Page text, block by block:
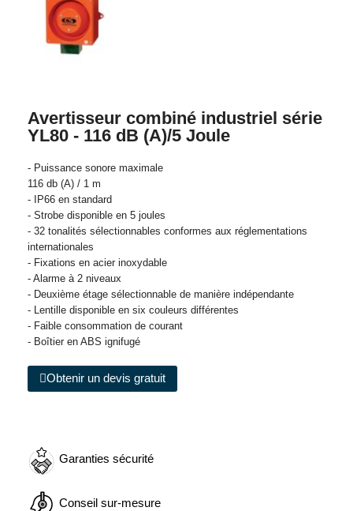
Avertisseur combiné industriel série
YL80 - 116 dB (A)/5 Joule
- Puissance sonore maximale
116 db (A) / 1 m
- IP66 en standard
- Strobe disponible en 5 joules
- 32 tonalités sélectionnables conformes aux réglementations
internationales
- Fixations en acier inoxydable
- Alarme à 2 niveaux
- Deuxième étage sélectionnable de manière indépendante
- Lentille disponible en six couleurs différentes
- Faible consommation de courant
- Boîtier en ABS ignifugé
Obtenir un devis gratuit
Garanties sécurité
Conseil sur-mesure